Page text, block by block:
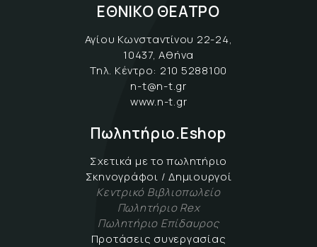
ΕΘΝΙΚΟ ΘΕΑΤΡΟ
Αγίου Κωνσταντίνου 22-24,
10437, Αθήνα
Τηλ. Κέντρο: 210 5288100
n-t@n-t.gr
www.n-t.gr
Πωλητήριο.Eshop
Σχετικά με το πωλητήριο
Σκηνογράφοι / Δημιουργοί
Κεντρικό Βιβλιοπωλείο
Πωλητήριο Rex
Πωλητήριο Επίδαυρος
Προτάσεις συνεργασίας